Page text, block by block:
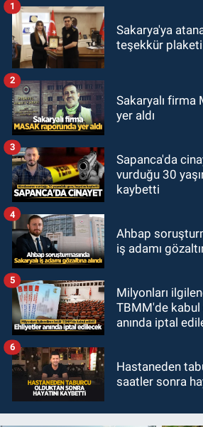
Sakarya'ya
teşekkür plaketi
1
Sakaryalı firma
yer aldı
2
Sapanca'da
vurduğu 30
kaybetti
3
Ahbap
iş adamı
4
Milyonları
TBMM'de
anında iptal
5
Hastaneden
saatler sonra
6